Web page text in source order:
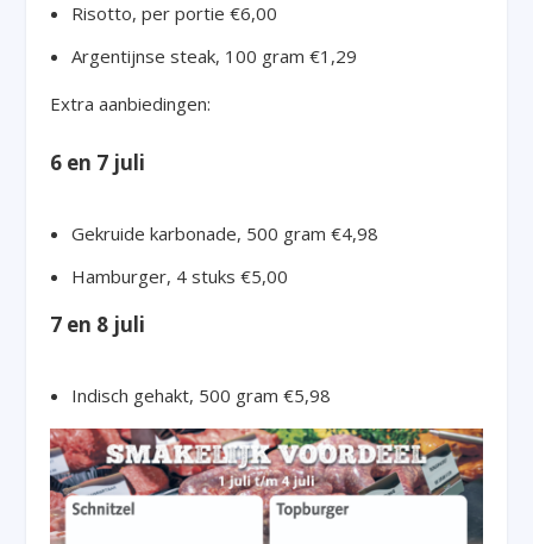
Risotto, per portie €6,00
Argentijnse steak, 100 gram €1,29
Extra aanbiedingen:
6 en 7 juli
Gekruide karbonade, 500 gram €4,98
Hamburger, 4 stuks €5,00
7 en 8 juli
Indisch gehakt, 500 gram €5,98